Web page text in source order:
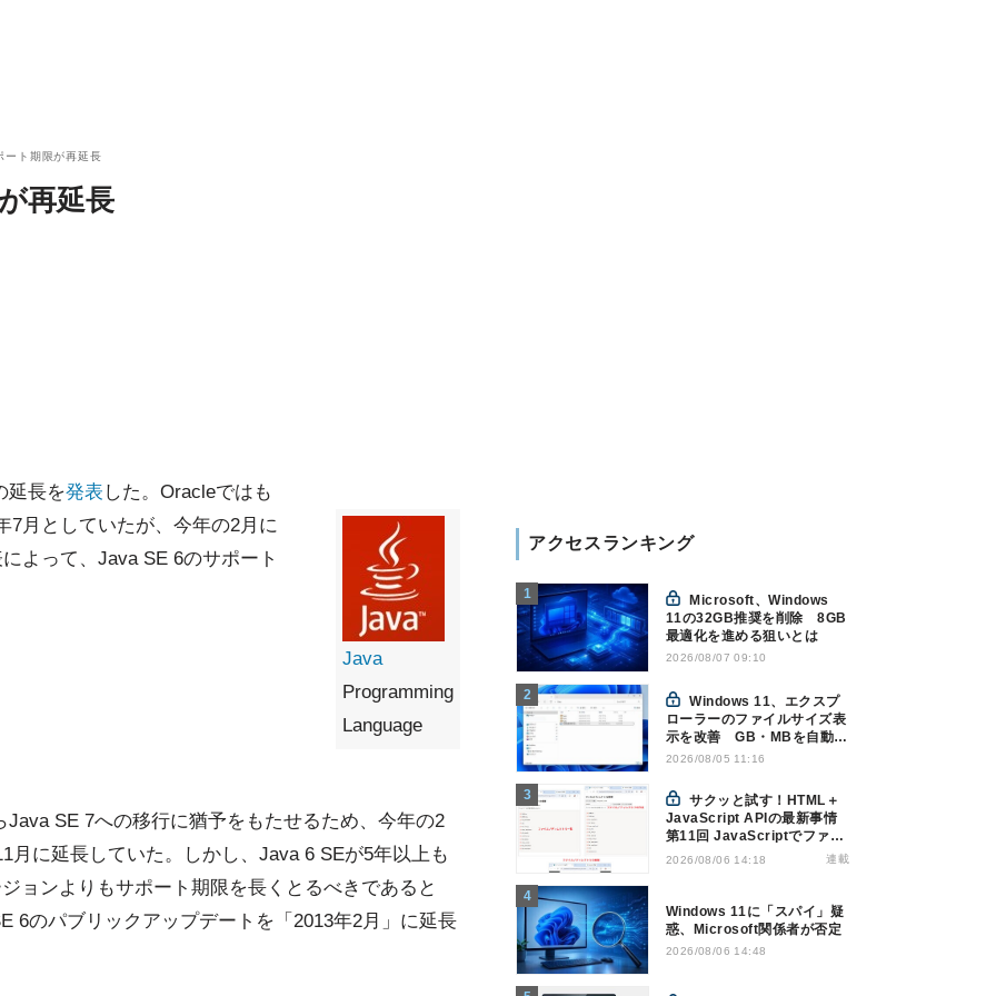
ト期限が再延長
再延長
Java
Programming
Language
延長を発表 した。Oracleではも
7月としていたが、今年の2月に
よって、Java SE 6のサポート
SE 7への移行に猶予をもたせるため、今年の2
月に延長していた。しかし、Java 6 SEが5年以上も
ョンよりもサポート期限を長くとるべきであると
6のパブリックアップデートを「2013年2月」に延長
アクセスランキング
11の32GB推奨を削除 8GB
最適化を進める狙いとは
2026/08/07 09:10
Windows 11、エクスプ
ローラーのファイルサイズ表
示を改善 GB・MBを自動表
示へ
2026/08/05 11:16
サクッと試す！HTML＋
JavaScript APIの最新事情
第11回 JavaScriptでファイ
ル管理！Origin Private File
2026/08/06 14:18 連載
Windows 11に「スパイ」疑
惑、Microsoft関係者が否定
2026/08/06 14:48